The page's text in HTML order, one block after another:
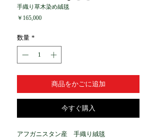
手織り草木染め絨毯
￥165,000価
数量 *
商品をかごに追加
今すぐ購入
アフガニスタン産 手織り絨毯